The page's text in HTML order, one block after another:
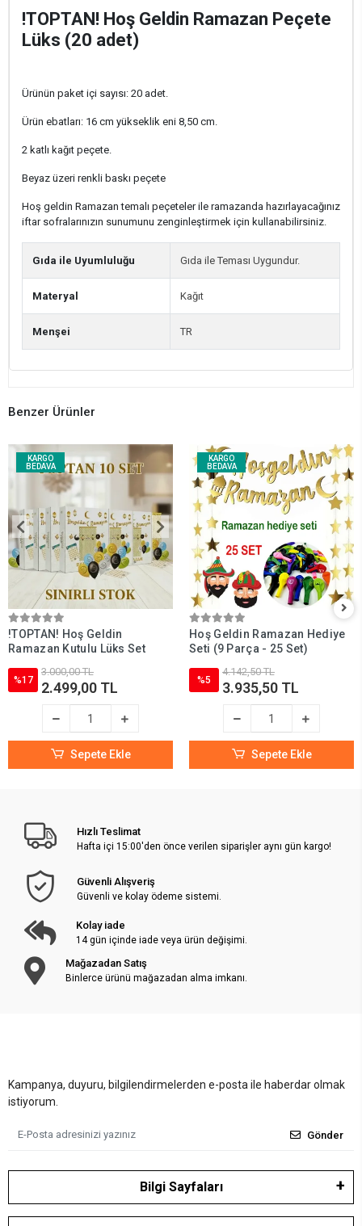
!TOPTAN! Hoş Geldin Ramazan Peçete
Lüks (20 adet)
Ürünün paket içi sayısı: 20 adet.
Ürün ebatları: 16 cm yükseklik eni 8,50 cm.
2 katlı kağıt peçete.
Beyaz üzeri renkli baskı peçete
Hoş geldin Ramazan temalı peçeteler ile ramazanda hazırlayacağınız
iftar sofralarınızın sunumunu zenginleştirmek için kullanabilirsiniz.
Gıda ile Uyumluluğu Gıda ile Teması Uygundur.
Materyal Kağıt
Menşei TR
Benzer Ürünler
KARGO
BEDAVA
!TOPTAN! Hoş Geldin
Ramazan Kutulu Lüks Set
%17
3.000,00 TL
2.499,00 TL
Sepete Ekle
KARGO
BEDAVA
Hoş Geldin Ramazan Hediye
Seti (9 Parça - 25 Set)
%5
4.142,50 TL
3.935,50 TL
Sepete Ekle
Hızlı Teslimat
Hafta içi 15:00'den önce verilen siparişler aynı gün kargo!
Güvenli Alışveriş
Güvenli ve kolay ödeme sistemi.
Kolay iade
14 gün içinde iade veya ürün değişimi.
Mağazadan Satış
Binlerce ürünü mağazadan alma imkanı.
Kampanya, duyuru, bilgilendirmelerden e-posta ile haberdar olmak
istiyorum.
Gönder
Bilgi Sayfaları